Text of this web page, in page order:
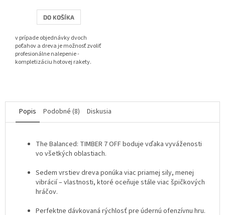
3,8
z
hviezdičiek.
DO KOŠÍKA
v prípade objednávky dvoch
poťahov a dreva je možnosť zvoliť
profesionálne nalepenie -
kompletizáciu hotovej rakety.
Popis Podobné (8) Diskusia
The Balanced: TIMBER 7 OFF boduje vďaka vyváženosti
vo všetkých oblastiach.
Sedem vrstiev dreva ponúka viac priamej sily, menej
vibrácií – vlastnosti, ktoré oceňuje stále viac špičkových
hráčov.
Perfektne dávkovaná rýchlosť pre údernú ofenzívnu hru.